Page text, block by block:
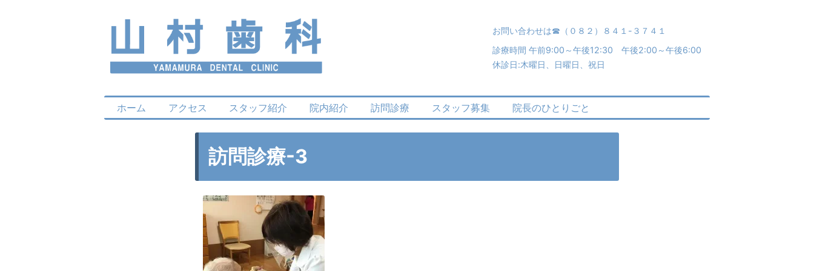
お問い合わせは☎︎（０８２）８４１-３７４１
診療時間 午前9:00～午後12:30 午後2:00～午後6:00
休診日:木曜日、日曜日、祝日
ホーム アクセス スタッフ紹介 院内紹介 訪問診療 スタッフ募集 院長のひとりごと
訪問診療-3